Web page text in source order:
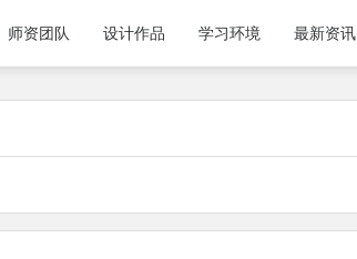
师资团队 设计作品 学习环境 最新资讯